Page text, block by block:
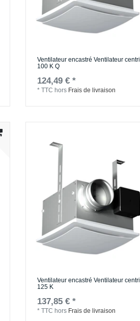
Ventilateur encastré Ventilateur
100 K Q
124,49 € *
*TTC hors Frais de livraison
Ventilateur encastré Ventilateur
125 K
137,85 € *
*TTC hors Frais de livraison